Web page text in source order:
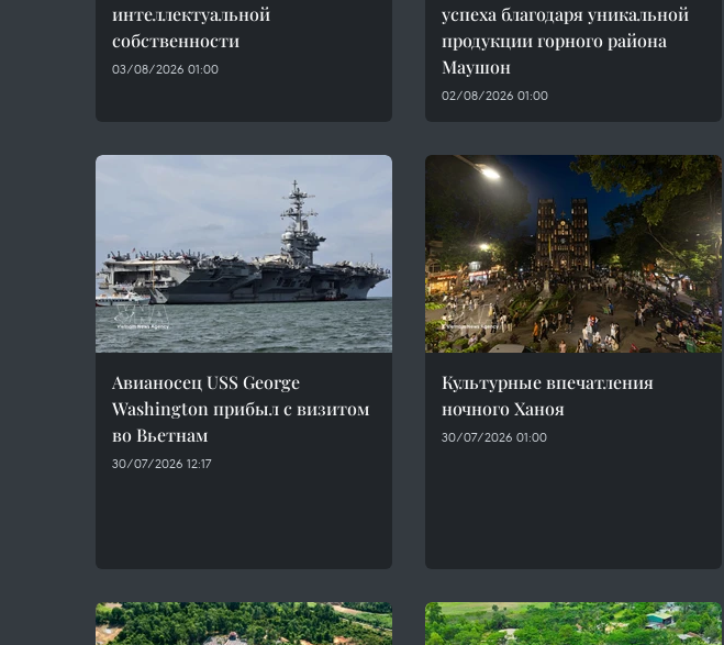
интеллектуальной
собственности
03/08/2026 01:00
успеха благодаря уникальной
продукции горного района
Маушон
02/08/2026 01:00
Авианосец USS George
Washington прибыл с визитом
во Вьетнам
30/07/2026 12:17
Культурные впечатления
ночного Ханоя
30/07/2026 01:00